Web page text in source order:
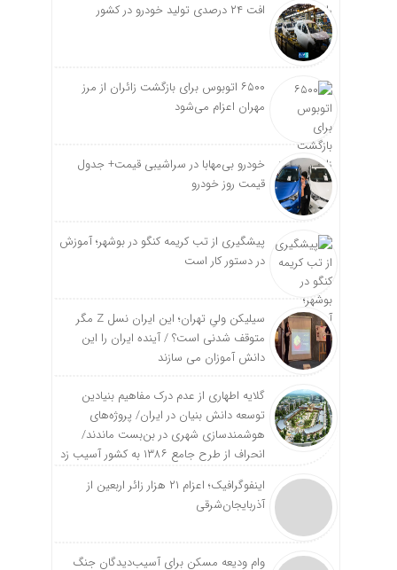
افت ۲۴ درصدی تولید خودرو در کشور
۶۵۰۰ اتوبوس برای بازگشت زائران از مرز
مهران اعزام می‌شود
خودرو بی‌مهابا در سراشیبی قیمت+ جدول
قیمت روز خودرو
پیشگیری از تب کریمه کنگو در بوشهر؛ آموزش
در دستور کار است
سیلیکن ولیِ تهران؛ این ایران نسل Z مگر
متوقف شدنی است؟ / آینده ایران را این
دانش آموزان می سازند
گلایه اطهاری از عدم درک مفاهیم بنیادین
توسعه دانش بنیان در ایران/ پروژه‌های
هوشمندسازی شهری در بن‌بست ماندند/
انحراف از طرح جامع ۱۳۸۶ به کشور آسیب زد
اینفوگرافیک؛ اعزام ۲۱ هزار زائر اربعین از
آذربایجان‌شرقی
وام ودیعه مسکن برای آسیب‌دیدگان جنگ